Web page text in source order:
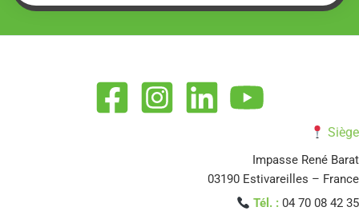
Siège
Impasse René Barat
03190 Estivareilles – France
Tél. : 04 70 08 42 35